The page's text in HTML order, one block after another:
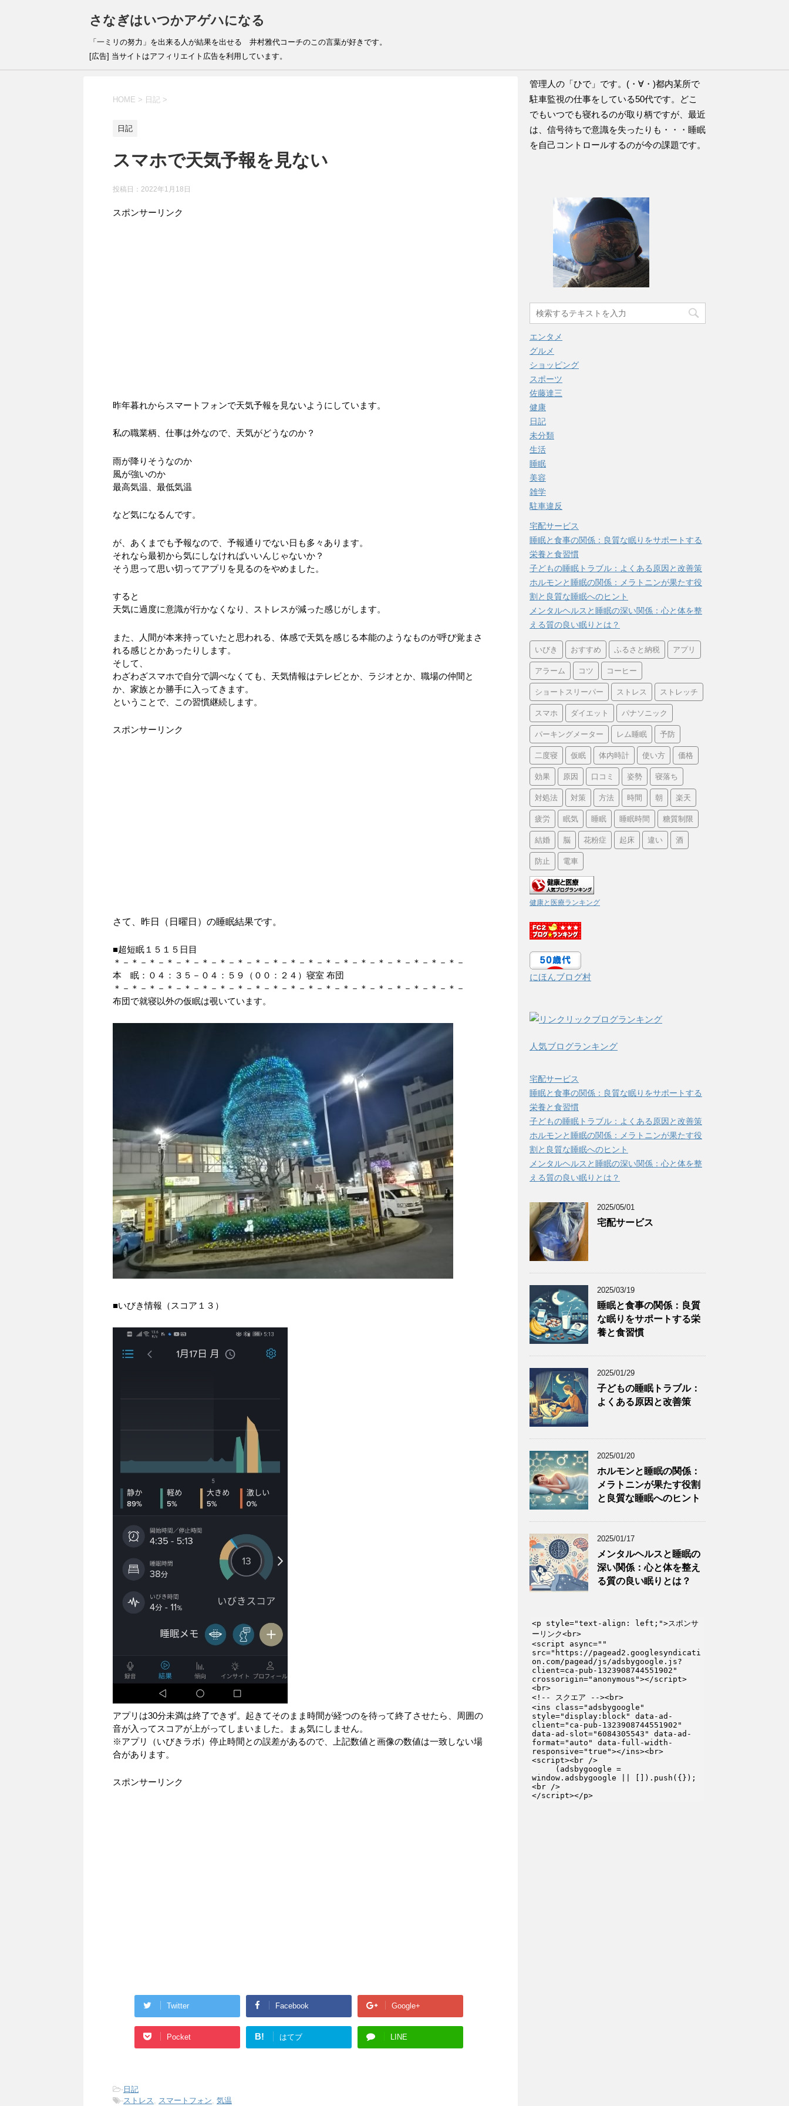
さなぎはいつかアゲハになる
「一ミリの努力」を出来る人が結果を出せる 井村雅代コーチのこの言葉が好きです。
[広告] 当サイトはアフィリエイト広告を利用しています。
HOME > 日記 >
日記
スマホで天気予報を見ない
投稿日： 2022年1月18日
スポンサーリンク
昨年暮れからスマートフォンで天気予報を見ないようにしています。
私の職業柄、仕事は外なので、天気がどうなのか？
雨が降りそうなのか
風が強いのか
最高気温、最低気温
など気になるんです。
が、あくまでも予報なので、予報通りでない日も多々あります。
それなら最初から気にしなければいいんじゃないか？
そう思って思い切ってアプリを見るのをやめました。
すると
天気に過度に意識が行かなくなり、ストレスが減った感じがします。
また、人間が本来持っていたと思われる、体感で天気を感じる本能のようなものが呼び覚まさ
れる感じとかあったりします。
そして、
わざわざスマホで自分で調べなくても、天気情報はテレビとか、ラジオとか、職場の仲間と
か、家族とか勝手に入ってきます。
ということで、この習慣継続します。
スポンサーリンク
さて、昨日（日曜日）の睡眠結果です。
■超短眠１５１５日目
＊－＊－＊－＊－＊－＊－＊－＊－＊－＊－＊－＊－＊－＊－＊－＊－＊－＊－＊－＊－
本 眠：０４：３５－０４：５９（００：２４）寝室 布団
＊－＊－＊－＊－＊－＊－＊－＊－＊－＊－＊－＊－＊－＊－＊－＊－＊－＊－＊－＊－
布団で就寝以外の仮眠は覗いています。
■いびき情報（スコア１３）
アプリは30分未満は終了できず。起きてそのまま時間が経つのを待って終了させたら、周囲の
音が入ってスコアが上がってしまいました。まぁ気にしません。
※アプリ（いびきラボ）停止時間との誤差があるので、上記数値と画像の数値は一致しない場
合があります。
スポンサーリンク
Twitter Facebook Google+
Pocket B! はてブ LINE
-日記
-ストレス スマートフォン 気温
管理人の「ひで」です。(・∀・)都内某所で
駐車監視の仕事をしている50代です。どこ
でもいつでも寝れるのが取り柄ですが、最近
は、信号待ちで意識を失ったりも・・・睡眠
を自己コントロールするのが今の課題です。
エンタメ
グルメ
ショッピング
スポーツ
佐藤達三
健康
日記
未分類
生活
睡眠
美容
雑学
駐車違反
宅配サービス
睡眠と食事の関係：良質な眠りをサポートする
栄養と食習慣
子どもの睡眠トラブル：よくある原因と改善策
ホルモンと睡眠の関係：メラトニンが果たす役
割と良質な睡眠へのヒント
メンタルヘルスと睡眠の深い関係：心と体を整
える質の良い眠りとは？
いびき おすすめ ふるさと納税 アプリ
アラーム コツ コーヒー
ショートスリーパー ストレス ストレッチ
スマホ ダイエット パナソニック
パーキングメーター レム睡眠 予防
二度寝 仮眠 体内時計 使い方 価格
効果 原因 口コミ 姿勢 寝落ち
対処法 対策 方法 時間 朝 楽天
疲労 眠気 睡眠 睡眠時間 糖質制限
結婚 脳 花粉症 起床 違い 酒
防止 電車
健康と医療ランキング
にほんブログ村
人気ブログランキング
宅配サービス
睡眠と食事の関係：良質な眠りをサポートする
栄養と食習慣
子どもの睡眠トラブル：よくある原因と改善策
ホルモンと睡眠の関係：メラトニンが果たす役
割と良質な睡眠へのヒント
メンタルヘルスと睡眠の深い関係：心と体を整
える質の良い眠りとは？
2025/05/01
宅配サービス
2025/03/19
睡眠と食事の関係：良質
な眠りをサポートする栄
養と食習慣
2025/01/29
子どもの睡眠トラブル：
よくある原因と改善策
2025/01/20
ホルモンと睡眠の関係：
メラトニンが果たす役割
と良質な睡眠へのヒント
2025/01/17
メンタルヘルスと睡眠の
深い関係：心と体を整え
る質の良い眠りとは？
<p style="text-align: left;">スポンサ
ーリンク<br>
<script async=""
src="https://pagead2.googlesyndicati
on.com/pagead/js/adsbygoogle.js?
client=ca-pub-1323908744551902"
crossorigin="anonymous"></script>
<br>
<!-- スクエア --><br>
<ins class="adsbygoogle"
style="display:block" data-ad-
client="ca-pub-1323908744551902"
data-ad-slot="6084305543" data-ad-
format="auto" data-full-width-
responsive="true"></ins><br>
<script><br />
window.adsbygoogle || []).push({});
<br />
</script></p>